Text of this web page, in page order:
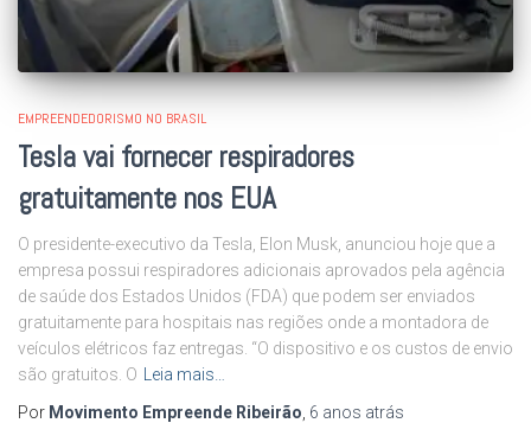
EMPREENDEDORISMO NO BRASIL
Tesla vai fornecer respiradores
gratuitamente nos EUA
O presidente-executivo da Tesla, Elon Musk, anunciou hoje que a
empresa possui respiradores adicionais aprovados pela agência
de saúde dos Estados Unidos (FDA) que podem ser enviados
gratuitamente para hospitais nas regiões onde a montadora de
veículos elétricos faz entregas. “O dispositivo e os custos de envio
são gratuitos. O
Leia mais…
Por Movimento Empreende Ribeirão 6 anos atrás